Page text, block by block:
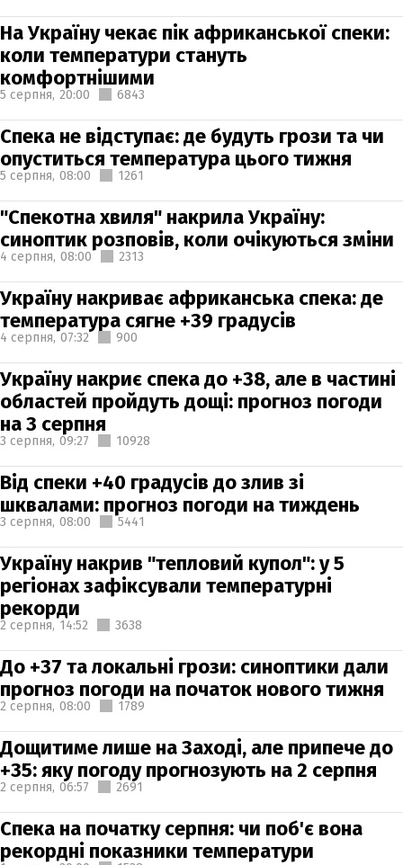
На Україну чекає пік африканської спеки:
коли температури стануть
комфортнішими
5 серпня, 20:00 6843
Спека не відступає: де будуть грози та чи
опуститься температура цього тижня
5 серпня, 08:00 1261
"Спекотна хвиля" накрила Україну:
синоптик розповів, коли очікуються зміни
4 серпня, 08:00 2313
Україну накриває африканська спека: де
температура сягне +39 градусів
4 серпня, 07:32 900
Україну накриє спека до +38, але в частині
областей пройдуть дощі: прогноз погоди
на 3 серпня
3 серпня, 09:27 10928
Від спеки +40 градусів до злив зі
шквалами: прогноз погоди на тиждень
3 серпня, 08:00 5441
Україну накрив "тепловий купол": у 5
регіонах зафіксували температурні
рекорди
2 серпня, 14:52 3638
До +37 та локальні грози: синоптики дали
прогноз погоди на початок нового тижня
2 серпня, 08:00 1789
Дощитиме лише на Заході, але припече до
+35: яку погоду прогнозують на 2 серпня
2 серпня, 06:57 2691
Спека на початку серпня: чи поб'є вона
рекордні показники температури